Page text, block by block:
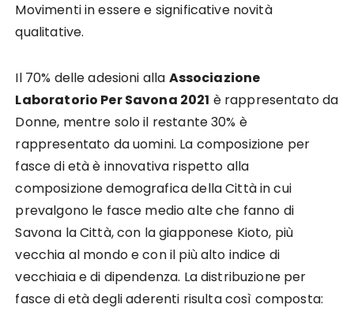
Movimenti in essere e significative novità
qualitative.
Il 70% delle adesioni alla Associazione
Laboratorio Per Savona 2021 è rappresentato da
Donne, mentre solo il restante 30% è
rappresentato da uomini. La composizione per
fasce di età è innovativa rispetto alla
composizione demografica della Città in cui
prevalgono le fasce medio alte che fanno di
Savona la Città, con la giapponese Kioto, più
vecchia al mondo e con il più alto indice di
vecchiaia e di dipendenza. La distribuzione per
fasce di età degli aderenti risulta così composta: